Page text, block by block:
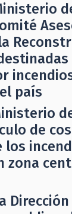
país
de
los
zona